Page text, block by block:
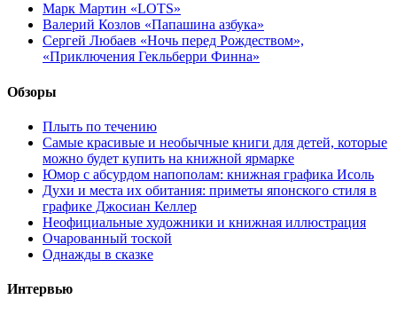
Марк Мартин «LOTS»
Валерий Козлов «Папашина азбука»
Сергей Любаев «Ночь перед Рождеством»,
«Приключения Гекльберри Финна»
Обзоры
Плыть по течению
Самые красивые и необычные книги для детей, которые
можно будет купить на книжной ярмарке
Юмор с абсурдом напополам: книжная графика Исоль
Духи и места их обитания: приметы японского стиля в
графике Джосиан Келлер
Неофициальные художники и книжная иллюстрация
Очарованный тоской
Однажды в сказке
Интервью